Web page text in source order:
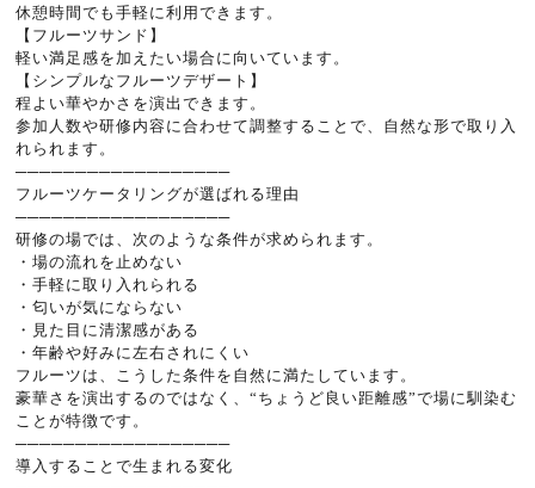
休憩時間でも手軽に利用できます。
【フルーツサンド】
軽い満足感を加えたい場合に向いています。
【シンプルなフルーツデザート】
程よい華やかさを演出できます。
参加人数や研修内容に合わせて調整することで、自然な形で取り入
れられます。
──────────────────
フルーツケータリングが選ばれる理由
──────────────────
研修の場では、次のような条件が求められます。
・場の流れを止めない
・手軽に取り入れられる
・匂いが気にならない
・見た目に清潔感がある
・年齢や好みに左右されにくい
フルーツは、こうした条件を自然に満たしています。
豪華さを演出するのではなく、“ちょうど良い距離感”で場に馴染む
ことが特徴です。
──────────────────
導入することで生まれる変化